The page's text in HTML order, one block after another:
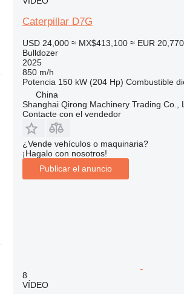
Caterpillar D7G
USD 24,000 ≈ MX$413,100 ≈ EUR 20,770
Bulldozer
2025
850 m/h
Potencia 150 kW (204 Hp) Combustible
China
Shanghai Qirong Machinery Trading Co.,
Contacte con el vendedor
¿Vende vehículos o maquinaria?
¡Hagalo con nosotros!
Publicar el anuncio
8
VÍDEO